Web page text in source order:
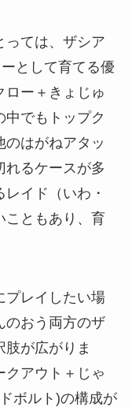
っては、ザシア
として育てる優
ロー＋きょじゅ
中でもトップク
のはがねアタッ
れるケースが多
イド（いわ・
こともあり、育
プレイしたい場
のおう両方のザ
肢が広がりま
クアウト＋じゃ
ボルト)の構成が